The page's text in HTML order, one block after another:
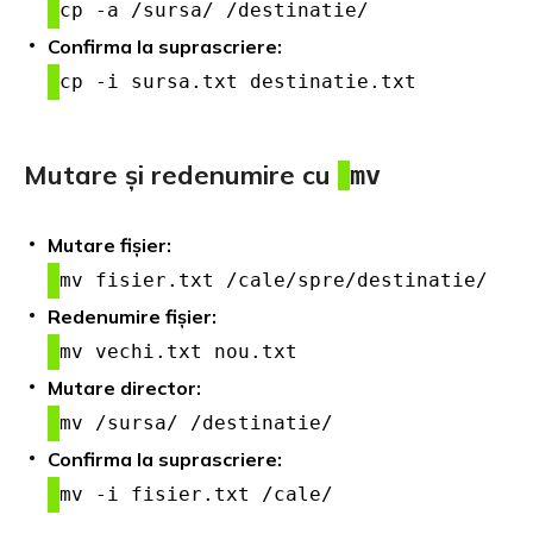
cp -a /sursa/ /destinatie/
Confirma la suprascriere:
cp -i sursa.txt destinatie.txt
Mutare și redenumire cu mv
Mutare fișier:
mv fisier.txt /cale/spre/destinatie/
Redenumire fișier:
mv vechi.txt nou.txt
Mutare director:
mv /sursa/ /destinatie/
Confirma la suprascriere:
mv -i fisier.txt /cale/